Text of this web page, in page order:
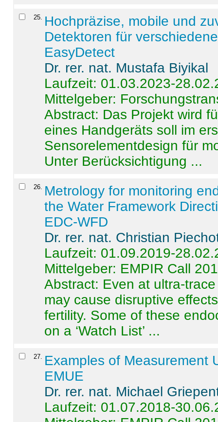
25. Hochpräzise, mobile und
Detektoren für
EasyDetect
Dr. rer. nat. Mustafa Biyikal
Laufzeit: 01.03.2023-
Mittelgeber:
Abstract: Das Projekt wird
eines Handgeräts soll im
Sensorelementdesign für
Unter Berücksichtigung ...
26. Metrology for monitoring
the Water Framework
EDC-WFD
Dr. rer. nat. Christian
Laufzeit: 01.09.2019-
Mittelgeber: EMPIR Call
Abstract: Even at ultra-
may cause disruptive
fertility. Some of these
on a ‘Watch List’ ...
27. Examples of Measurement
EMUE
Dr. rer. nat. Michael
Laufzeit: 01.07.2018-